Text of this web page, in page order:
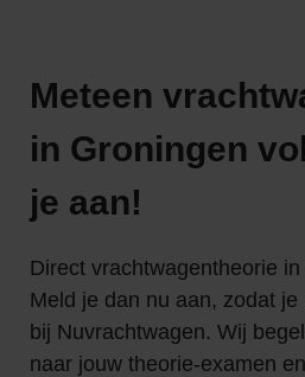
Meteen
in Groningen
je aan!
Direct vrachtwagentheorie
Meld je dan nu aan, zodat
bij Nuvrachtwagen. Wij
naar jouw theorie-examen